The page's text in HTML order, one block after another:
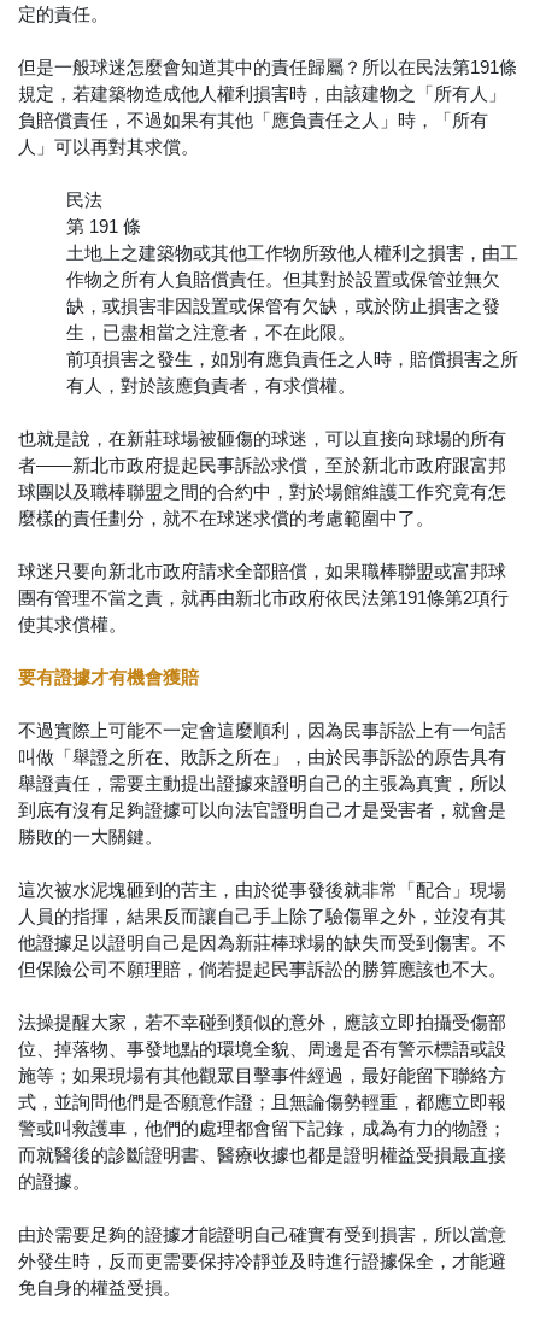
定的責任。
但是一般球迷怎麼會知道其中的責任歸屬？所以在民法第191條
規定，若建築物造成他人權利損害時，由該建物之「所有人」
負賠償責任，不過如果有其他「應負責任之人」時，「所有
人」可以再對其求償。
民法
第 191 條
土地上之建築物或其他工作物所致他人權利之損害，由工
作物之所有人負賠償責任。但其對於設置或保管並無欠
缺，或損害非因設置或保管有欠缺，或於防止損害之發
生，已盡相當之注意者，不在此限。
前項損害之發生，如別有應負責任之人時，賠償損害之所
有人，對於該應負責者，有求償權。
也就是說，在新莊球場被砸傷的球迷，可以直接向球場的所有
者——新北市政府提起民事訴訟求償，至於新北市政府跟富邦
球團以及職棒聯盟之間的合約中，對於場館維護工作究竟有怎
麼樣的責任劃分，就不在球迷求償的考慮範圍中了。
球迷只要向新北市政府請求全部賠償，如果職棒聯盟或富邦球
團有管理不當之責，就再由新北市政府依民法第191條第2項行
使其求償權。
要有證據才有機會獲賠
不過實際上可能不一定會這麼順利，因為民事訴訟上有一句話
叫做「舉證之所在、敗訴之所在」，由於民事訴訟的原告具有
舉證責任，需要主動提出證據來證明自己的主張為真實，所以
到底有沒有足夠證據可以向法官證明自己才是受害者，就會是
勝敗的一大關鍵。
這次被水泥塊砸到的苦主，由於從事發後就非常「配合」現場
人員的指揮，結果反而讓自己手上除了驗傷單之外，並沒有其
他證據足以證明自己是因為新莊棒球場的缺失而受到傷害。不
但保險公司不願理賠，倘若提起民事訴訟的勝算應該也不大。
法操提醒大家，若不幸碰到類似的意外，應該立即拍攝受傷部
位、掉落物、事發地點的環境全貌、周邊是否有警示標語或設
施等；如果現場有其他觀眾目擊事件經過，最好能留下聯絡方
式，並詢問他們是否願意作證；且無論傷勢輕重，都應立即報
警或叫救護車，他們的處理都會留下記錄，成為有力的物證；
而就醫後的診斷證明書、醫療收據也都是證明權益受損最直接
的證據。
由於需要足夠的證據才能證明自己確實有受到損害，所以當意
外發生時，反而更需要保持冷靜並及時進行證據保全，才能避
免自身的權益受損。